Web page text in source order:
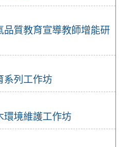
質教育宣導教師增能研
系列工作坊
環境維護工作坊